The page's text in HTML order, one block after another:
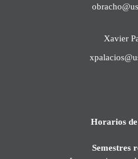
Xavier
Horarios
Semestres